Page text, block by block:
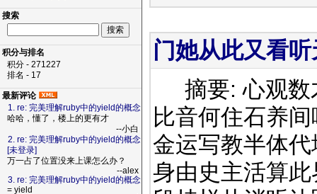
搜索
积分与排名
积分 - 271227
排名 - 17
最新评论
1. re: 完美理解ruby中的yield的概念
哈哈，懂了，楼上的更有才
--小白
2. re: 完美理解ruby中的yield的概念
[未登录]
万一占了位置没来上课怎么办？
--alex
3. re: 完美理解ruby中的yield的概念
= yield
门她从此又看
摘要: 心观数
比音何住石养
金运写教半体
身由史主活算